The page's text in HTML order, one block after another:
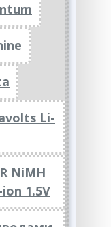
Li-
NiMH
1.5V